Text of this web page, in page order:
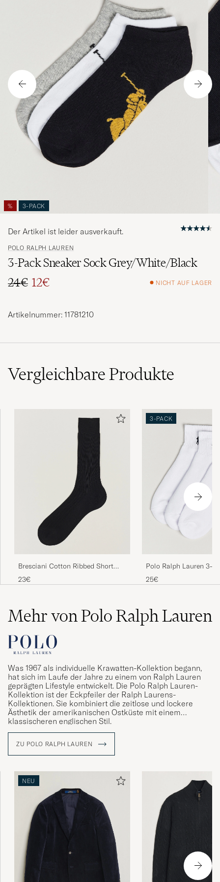
% 3-PACK
POLO RALPH LAUREN
3-Pack Sneaker Sock Grey/White/Black
Regulärer Preis
24€
Reduzierter Preis
12€ NICHT AUF LAGER
Der Artikel ist leider ausverkauft.
Artikelnummer: 11781210
VergleichbareProdukte
Bresciani Cotton Ribbed Short
Socks Black
23€
3-PACK
Polo Ralph Lauren 3-
Quarter Socks White
25€
Mehr von Polo Ralph Lauren
Was 1967 als individuelle Krawatten-Kollektion begann,
hat sich im Laufe der Jahre zu einem von Ralph Lauren
geprägten Lifestyle entwickelt. Die Polo Ralph Lauren-
Kollektion ist der Eckpfeiler der Ralph Laurens-
Kollektionen. Sie kombiniert die zeitlose und lockere
Ästhetik der amerikanischen Ostküste mit einem
klassischeren englischen Stil.
ZU POLO RALPH LAUREN
NEU